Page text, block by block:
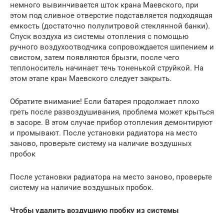
немного вывинчивается шток крана Маевского, при
этом под сливное отверстие подставляется подходящая
емкость (достаточно полулитровой стеклянной банки).
Спуск воздуха из системы отопления с помощью
ручного воздухоотводчика сопровождается шипением и
свистом, затем появляются брызги, после чего
теплоноситель начинает течь тоненькой струйкой. На
этом этапе кран Маевского следует закрыть.
Обратите внимание! Если батарея продолжает плохо
греть после развоздушивания, проблема может крыться
в засоре. В этом случае прибор отопления демонтируют
и промывают. После установки радиатора на место
заново, проверьте систему на наличие воздушных
пробок
После установки радиатора на место заново, проверьте
систему на наличие воздушных пробок.
Чтобы удалить воздушную пробку из системы